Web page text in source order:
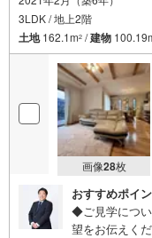
3LDK / 地上2階
土地162.1m2 /建物
画像28枚
おすすめポイ
◆ご見学につ
望をお伝えく